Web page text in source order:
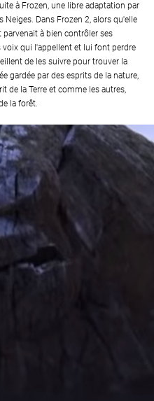
à Frozen, une libre adaptation par
Neiges. Dans Frozen 2, alors qu'elle
parvenait à bien contrôler ses
qui l'appellent et lui font perdre
de les suivre pour trouver la
gardée par des esprits de la nature,
de la Terre et comme les autres,
la forêt.